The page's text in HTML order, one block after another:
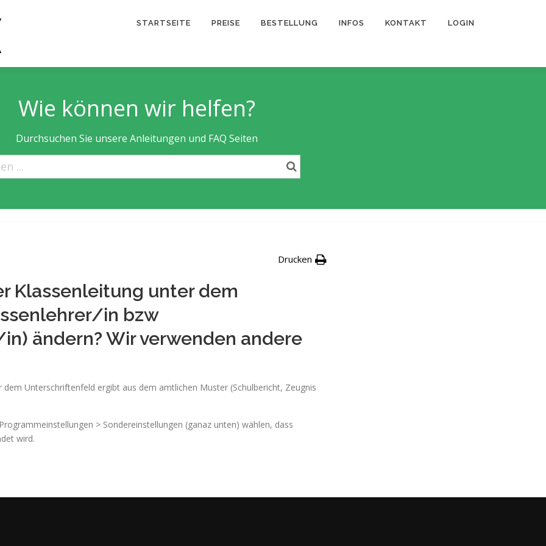
STARTSEITE PREISE BESTELLUNG INFOS KONTAKT LOGIN
Wie können wir helfen?
Durchsuchen Sie unsere Anleitungen und FAQ Seiten
Drucken
Klassenleitung unter dem
in bzw
ändern? Wir verwenden andere
Unterschriftenfeld ergibt aus dem amtlichen Muster (Schulbericht, Zeugnis
> Sondereinstellungen (ganaz unten) wählen, dass
wird.